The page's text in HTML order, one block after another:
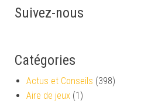
Suivez-nous
Catégories
Actus et Conseils (398)
Aire de jeux (1)